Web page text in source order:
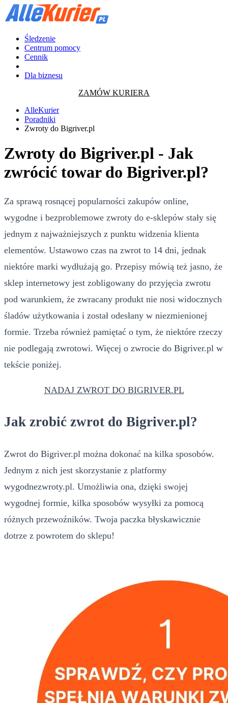
Śledzenie
Centrum pomocy
Cennik
Dla biznesu
ZAMÓW KURIERA
AlleKurier
Poradniki
Zwroty do Bigriver.pl
Zwroty do Bigriver.pl - Jak
zwrócić towar do Bigriver.pl?
Za sprawą rosnącej popularności zakupów online,
wygodne i bezproblemowe zwroty do e-sklepów stały się
jednym z najważniejszych z punktu widzenia klienta
elementów. Ustawowo czas na zwrot to 14 dni, jednak
niektóre marki wydłużają go. Przepisy mówią też jasno, że
sklep internetowy jest zobligowany do przyjęcia zwrotu
pod warunkiem, że zwracany produkt nie nosi widocznych
śladów użytkowania i został odesłany w niezmienionej
formie. Trzeba również pamiętać o tym, że niektóre rzeczy
nie podlegają zwrotowi. Więcej o zwrocie do Bigriver.pl w
tekście poniżej.
NADAJ ZWROT DO BIGRIVER.PL
Jak zrobić zwrot do Bigriver.pl?
Zwrot do Bigriver.pl można dokonać na kilka sposobów.
Jednym z nich jest skorzystanie z platformy
wygodnezwroty.pl. Umożliwia ona, dzięki swojej
wygodnej formie, kilka sposobów wysyłki za pomocą
różnych przewoźników. Twoja paczka błyskawicznie
dotrze z powrotem do sklepu!